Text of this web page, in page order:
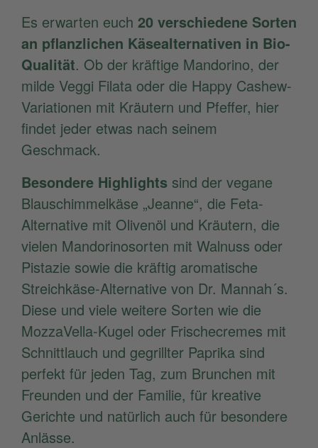
Es erwarten euch 20 verschiedene Sorten
an pflanzlichen Käsealternativen in Bio-
Qualität. Ob der kräftige Mandorino, der
milde Veggi Filata oder die Happy Cashew-
Variationen mit Kräutern und Pfeffer, hier
findet jeder etwas nach seinem
Geschmack.
Besondere Highlights sind der vegane
Blauschimmelkäse „Jeanne“, die Feta-
Alternative mit Olivenöl und Kräutern, die
vielen Mandorinosorten mit Walnuss oder
Pistazie sowie die kräftig aromatische
Streichkäse-Alternative von Dr. Mannah´s.
Diese und viele weitere Sorten wie die
MozzaVella-Kugel oder Frischecremes mit
Schnittlauch und gegrillter Paprika sind
perfekt für jeden Tag, zum Brunchen mit
Freunden und der Familie, für kreative
Gerichte und natürlich auch für besondere
Anlässe.